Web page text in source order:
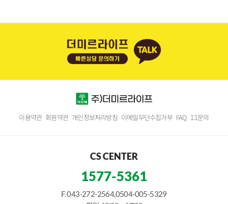
이용약관 회원약관 개인정보처리방침 이메일무단수집거부 FAQ 1:1문의
CS CENTER
1577-5361
F. 043-272-2564,0504-005-5329